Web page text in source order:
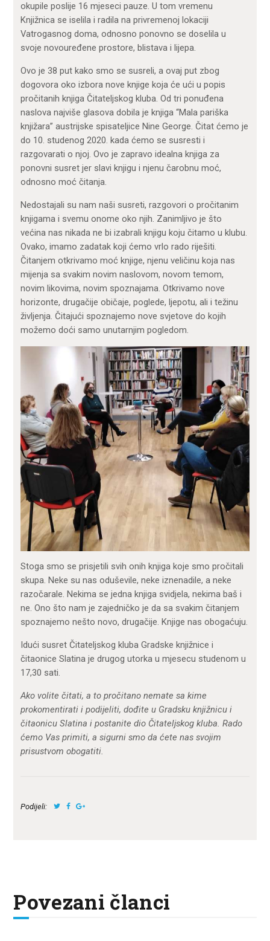
okupile poslije 16 mjeseci pauze. U tom vremenu
Knjižnica se iselila i radila na privremenoj lokaciji
Vatrogasnog doma, odnosno ponovno se doselila u
svoje novouređene prostore, blistava i lijepa.
Ovo je 38 put kako smo se susreli, a ovaj put zbog
dogovora oko izbora nove knjige koja će ući u popis
pročitanih knjiga Čitateljskog kluba. Od tri ponuđena
naslova najviše glasova dobila je knjiga “Mala pariška
knjižara” austrijske spisateljice Nine George. Čitat ćemo je
do 10. studenog 2020. kada ćemo se susresti i
razgovarati o njoj. Ovo je zapravo idealna knjiga za
ponovni susret jer slavi knjigu i njenu čarobnu moć,
odnosno moć čitanja.
Nedostajali su nam naši susreti, razgovori o pročitanim
knjigama i svemu onome oko njih. Zanimljivo je što
većina nas nikada ne bi izabrali knjigu koju čitamo u klubu.
Ovako, imamo zadatak koji ćemo vrlo rado riješiti.
Čitanjem otkrivamo moć knjige, njenu veličinu koja nas
mijenja sa svakim novim naslovom, novom temom,
novim likovima, novim spoznajama. Otkrivamo nove
horizonte, drugačije običaje, poglede, ljepotu, ali i težinu
življenja. Čitajući spoznajemo nove svjetove do kojih
možemo doći samo unutarnjim pogledom.
Stoga smo se prisjetili svih onih knjiga koje smo pročitali
skupa. Neke su nas oduševile, neke iznenadile, a neke
razočarale. Nekima se jedna knjiga svidjela, nekima baš i
ne. Ono što nam je zajedničko je da sa svakim čitanjem
spoznajemo nešto novo, drugačije. Knjige nas obogaćuju.
Idući susret Čitateljskog kluba Gradske knjižnice i
čitaonice Slatina je drugog utorka u mjesecu studenom u
17,30 sati.
Ako volite čitati, a to pročitano nemate sa kime
prokomentirati i podijeliti, dođite u Gradsku knjižnicu i
čitaonicu Slatina i postanite dio Čitateljskog kluba. Rado
ćemo Vas primiti, a sigurni smo da ćete nas svojim
prisustvom obogatiti.
Podijeli:
Povezani članci